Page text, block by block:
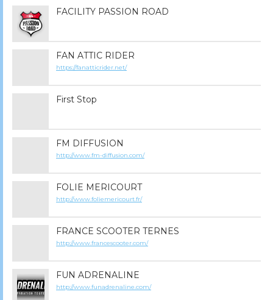
FACILITY PASSION ROAD
FAN ATTIC RIDER
https://fanatticrider.net/
First Stop
FM DIFFUSION
http://www.fm-diffusion.com/
FOLIE MERICOURT
http://www.foliemericourt.fr/
FRANCE SCOOTER TERNES
http://www.francescooter.com/
FUN ADRENALINE
http://www.funadrenaline.com/